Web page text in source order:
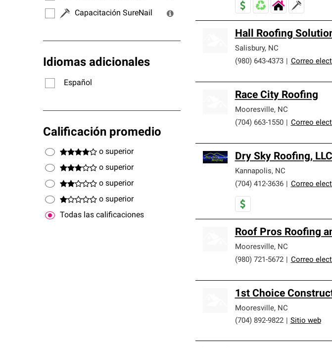
Capacitación SureNail
Idiomas adicionales
Español
Calificación promedio
o superior
o superior
o superior
o superior
Todas las calificaciones
Hall Roofing
Salisbury, NC
(980) 643-4373
Correo
Race City Roofing
Mooresville, NC
(704) 663-1550
Correo
Dry Sky Roofing, LLC
Kannapolis, NC
(704) 412-3636
Correo
Roof Pros Roofing
Mooresville, NC
(980) 721-5672
Correo
1st Choice
Mooresville, NC
(704) 892-9822
Sitio web